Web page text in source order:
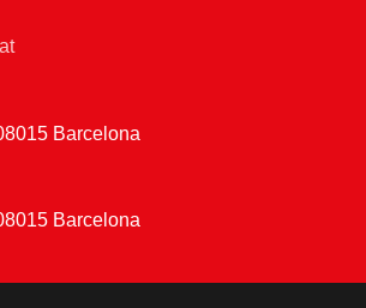
Barcelona
Barcelona